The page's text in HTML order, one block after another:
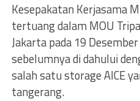
Kesepakatan Kerjasama
tertuang dalam MOU
Jakarta pada 19
sebelumnya di dahului
salah satu storage AICE
tangerang.